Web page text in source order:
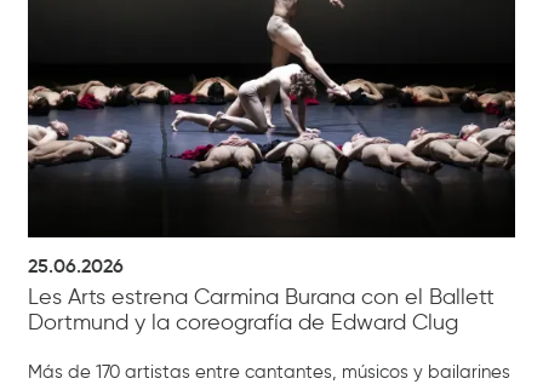
25.06.2026
Les Arts estrena Carmina Burana con el Ballett
Dortmund y la coreografía de Edward Clug
Más de 170 artistas entre cantantes, músicos y bailarines